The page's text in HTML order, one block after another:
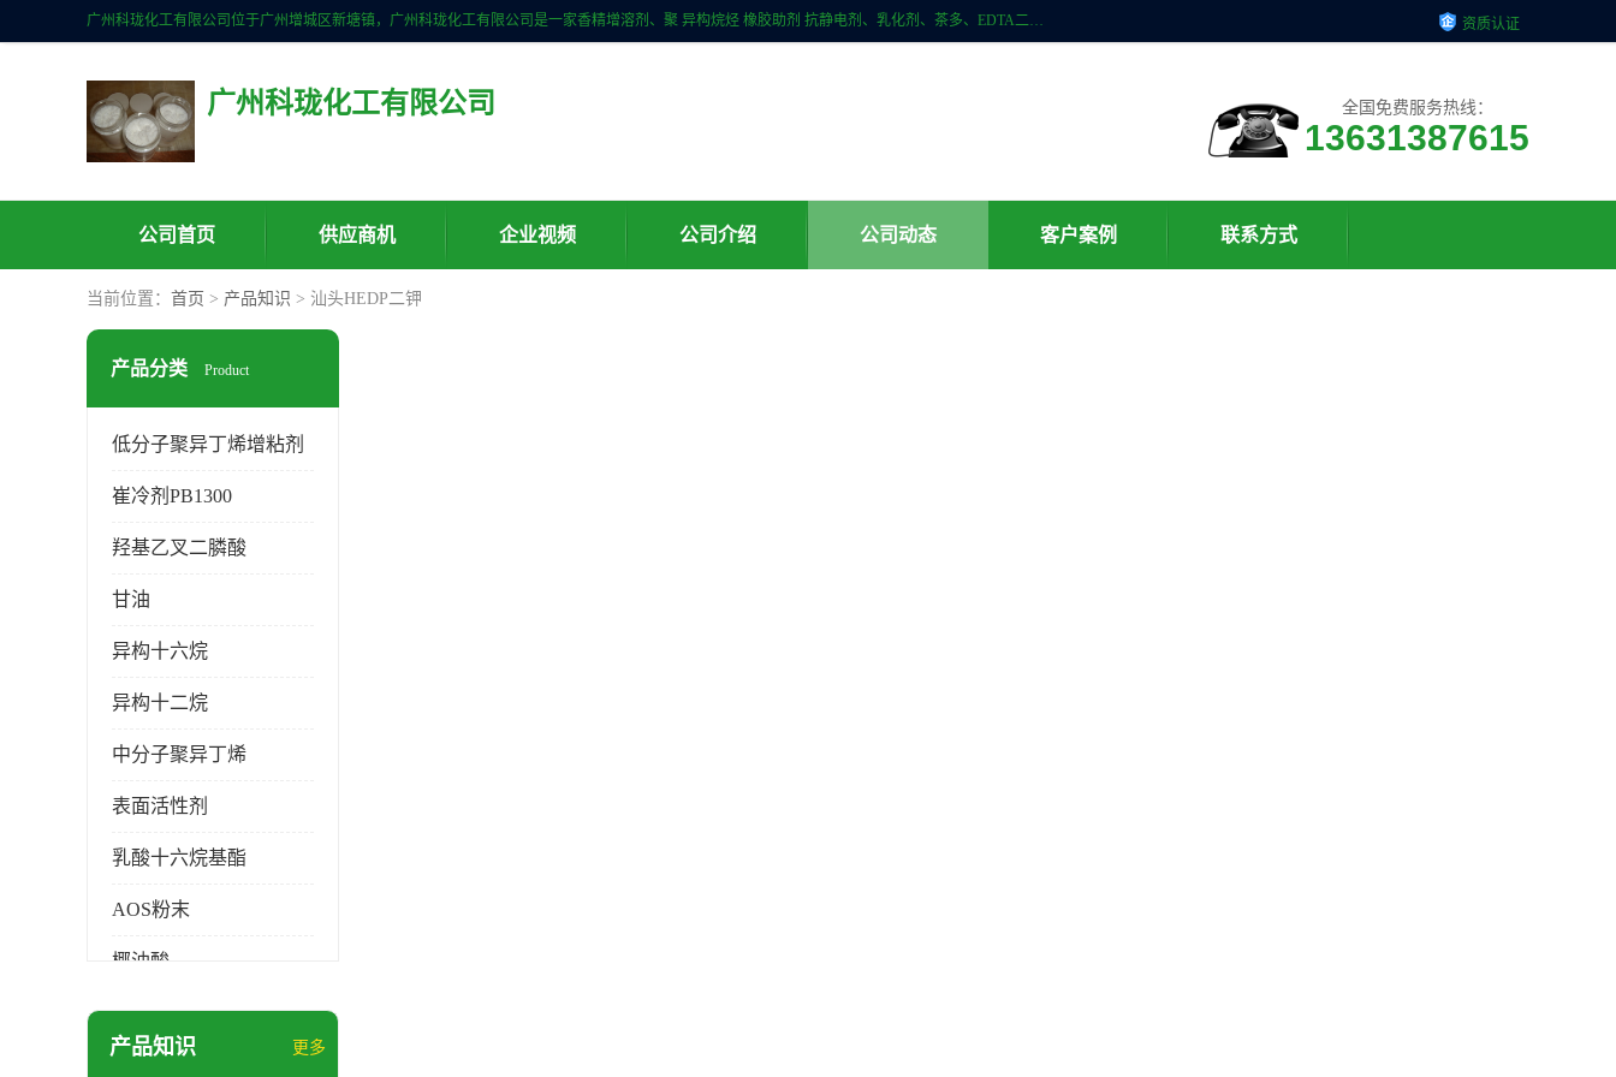
广州科珑化工有限公司位于广州增城区新塘镇，广州科珑化工有限公司是一家香精增溶剂、聚 异构烷烃 橡胶助剂 抗静电剂、乳化剂、茶多、EDTA二、清洗水等产品的经销批发。公司实力雄厚，重信用、守合同、保证产品质量，以多品种经营特色和薄利多销的原则，赢得了广大客户的信任。 资质认证
广州科珑化工有限公司 全国免费服务热线：
13631387615
公司首页 供应商机 企业视频 公司介绍 公司动态 客户案例 联系方式
当前位置： 首页 > 产品知识 > 汕头HEDP二钾
产品分类 Product
低分子聚异丁烯增粘剂
崔冷剂PB1300
羟基乙叉二膦酸
甘油
异构十六烷
异构十二烷
中分子聚异丁烯
表面活性剂
乳酸十六烷基酯
AOS粉末
椰油酸
月桂醇磺基琥珀酸酯二钠
产品知识 更多